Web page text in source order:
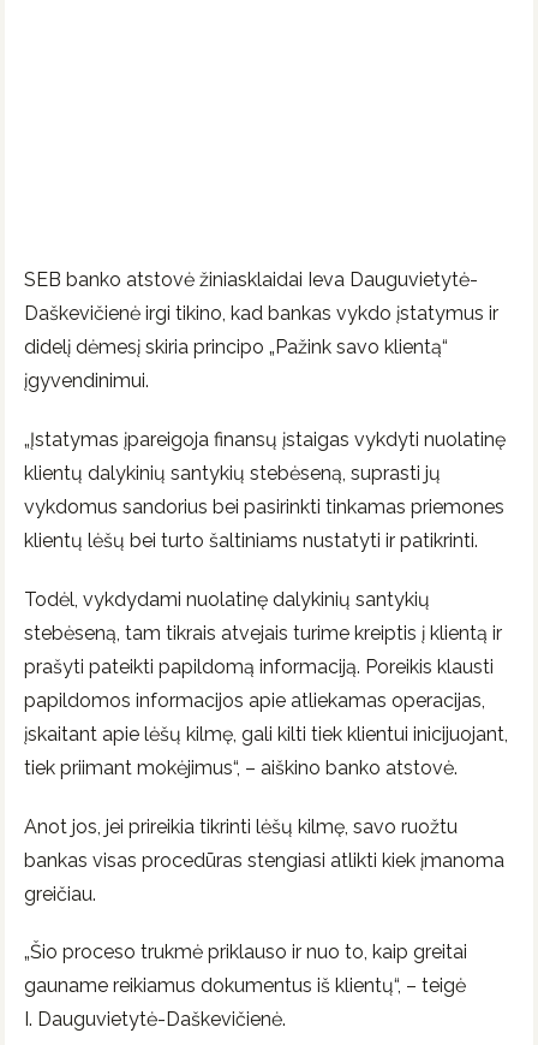
SEB banko atstovė žiniasklaidai Ieva Dauguvietytė-
Daškevičienė irgi tikino, kad bankas vykdo įstatymus ir
didelį dėmesį skiria principo „Pažink savo klientą“
įgyvendinimui.
„Įstatymas įpareigoja finansų įstaigas vykdyti nuolatinę
klientų dalykinių santykių stebėseną, suprasti jų
vykdomus sandorius bei pasirinkti tinkamas priemones
klientų lėšų bei turto šaltiniams nustatyti ir patikrinti.
Todėl, vykdydami nuolatinę dalykinių santykių
stebėseną, tam tikrais atvejais turime kreiptis į klientą ir
prašyti pateikti papildomą informaciją. Poreikis klausti
papildomos informacijos apie atliekamas operacijas,
įskaitant apie lėšų kilmę, gali kilti tiek klientui inicijuojant,
tiek priimant mokėjimus“, – aiškino banko atstovė.
Anot jos, jei prireikia tikrinti lėšų kilmę, savo ruožtu
bankas visas procedūras stengiasi atlikti kiek įmanoma
greičiau.
„Šio proceso trukmė priklauso ir nuo to, kaip greitai
gauname reikiamus dokumentus iš klientų“, – teigė
I. Dauguvietytė-Daškevičienė.